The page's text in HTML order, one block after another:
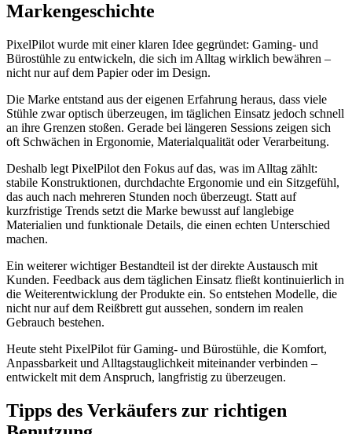
Markengeschichte
PixelPilot wurde mit einer klaren Idee gegründet: Gaming- und
Bürostühle zu entwickeln, die sich im Alltag wirklich bewähren –
nicht nur auf dem Papier oder im Design.
Die Marke entstand aus der eigenen Erfahrung heraus, dass viele
Stühle zwar optisch überzeugen, im täglichen Einsatz jedoch schnell
an ihre Grenzen stoßen. Gerade bei längeren Sessions zeigen sich
oft Schwächen in Ergonomie, Materialqualität oder Verarbeitung.
Deshalb legt PixelPilot den Fokus auf das, was im Alltag zählt:
stabile Konstruktionen, durchdachte Ergonomie und ein Sitzgefühl,
das auch nach mehreren Stunden noch überzeugt. Statt auf
kurzfristige Trends setzt die Marke bewusst auf langlebige
Materialien und funktionale Details, die einen echten Unterschied
machen.
Ein weiterer wichtiger Bestandteil ist der direkte Austausch mit
Kunden. Feedback aus dem täglichen Einsatz fließt kontinuierlich in
die Weiterentwicklung der Produkte ein. So entstehen Modelle, die
nicht nur auf dem Reißbrett gut aussehen, sondern im realen
Gebrauch bestehen.
Heute steht PixelPilot für Gaming- und Bürostühle, die Komfort,
Anpassbarkeit und Alltagstauglichkeit miteinander verbinden –
entwickelt mit dem Anspruch, langfristig zu überzeugen.
Tipps des Verkäufers zur richtigen